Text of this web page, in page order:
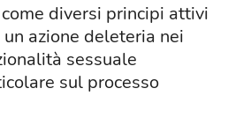
diversi principi attivi
azione deleteria nei
sessuale
sul processo